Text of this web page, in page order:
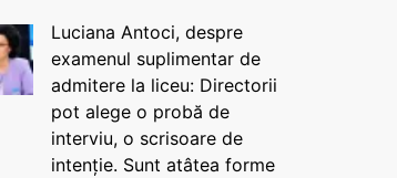
Luciana Antoci, despre
examenul suplimentar de
admitere la liceu: Directorii
pot alege o probă de
interviu, o scrisoare de
intenție. Sunt atâtea forme